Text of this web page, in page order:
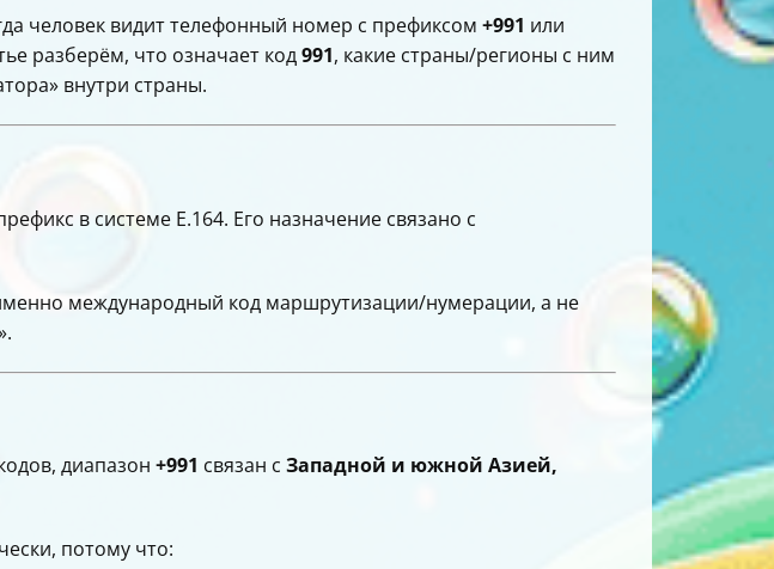
человек видит телефонный номер с префиксом +991 или
разберём, что означает код991, какие страны/регионы с ним
внутри страны.
в системе E.164. Его назначение связано с
международный код маршрутизации/нумерации, а не
диапазон +991 связан с Западной и южной Азией,
потому что: